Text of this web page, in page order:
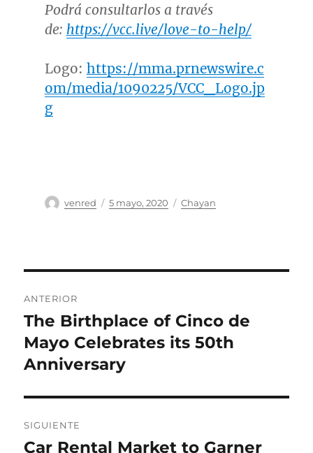
Podrá consultarlos a través
de: https://vcc.live/love-to-help/
Logo: https://mma.prnewswire.c
om/media/1090225/VCC_Logo.jp
g
Autor
venred
Publicado
5 mayo, 2020 Categorías
Chayan
de
entradas
ANTERIOR
Entrada
anterior:
The Birthplace of Cinco de
Mayo Celebrates its 50th
Anniversary
SIGUIENTE
Entrada
Car Rental Market to Garner